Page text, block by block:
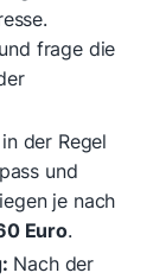
frage die
der Regel
und
je nach
Euro.
Nach der